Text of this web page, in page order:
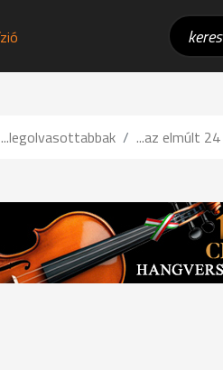
...legolvasottabbak ...az elmúlt